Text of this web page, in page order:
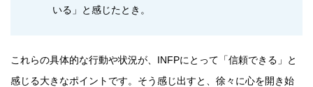
いる」と感じたとき。
これらの具体的な行動や状況が、INFPにとって「信頼できる」と
感じる大きなポイントです。そう感じ出すと、徐々に心を開き始